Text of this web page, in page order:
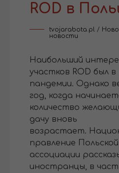
ROD в
tvojarabota.pl /
новости
Наибольший
участков ROD был в
пандемии. Однако
год, когда
количество
дачу вновь
возрастает.
правление
ассоциации
иностранцы, в